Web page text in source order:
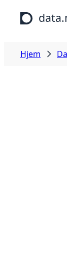
Hopp til
Hjem